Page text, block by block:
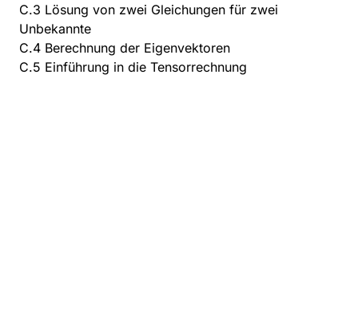
C.3 Lösung von zwei Gleichungen für zwei
Unbekannte
C.4 Berechnung der Eigenvektoren
C.5 Einführung in die Tensorrechnung